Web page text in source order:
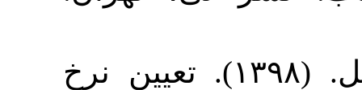
۴. حسینی، سید عقیل. (۱۳۹۸). تعیین نرخ